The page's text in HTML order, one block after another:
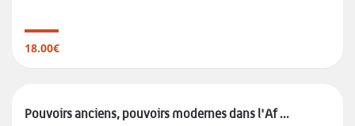
18.00€
Pouvoirs anciens, pouvoirs modernes dans l'Af ...